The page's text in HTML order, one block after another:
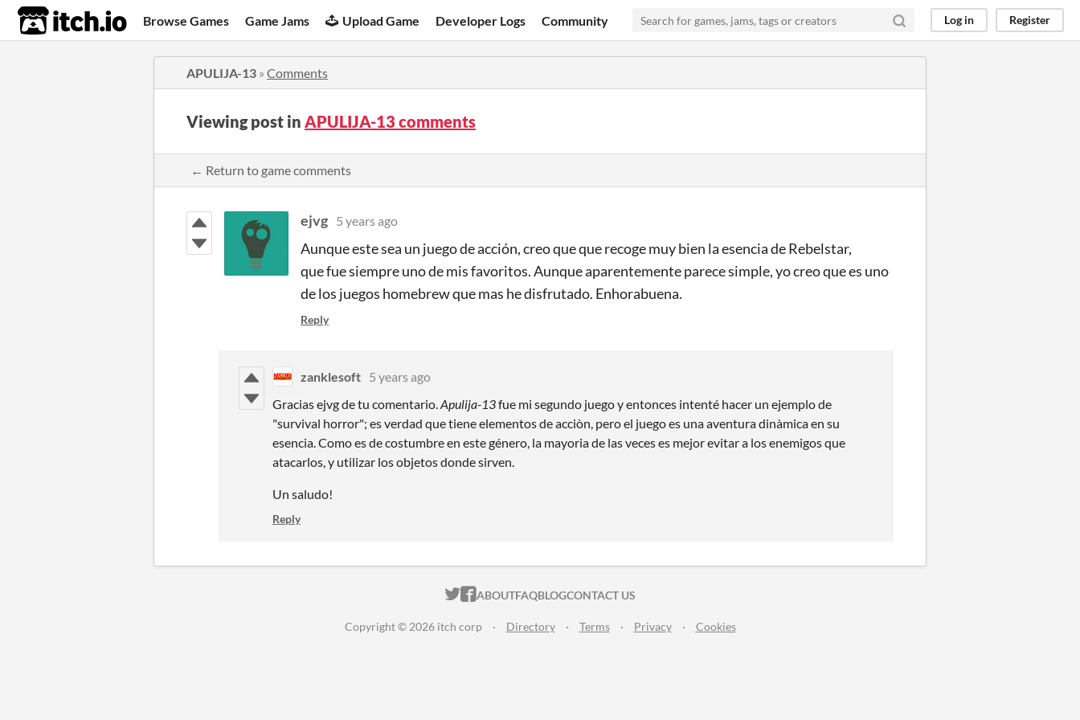
itch.io Browse Games Game Jams Upload Game Developer Logs Community Log in Register
APULIJA-13 » Comments
Viewing post in APULIJA-13 comments
← Return to game comments
ejvg 5 years ago
Aunque este sea un juego de acción, creo que que recoge muy bien la esencia de Rebelstar,
que fue siempre uno de mis favoritos. Aunque aparentemente parece simple, yo creo que es uno
de los juegos homebrew que mas he disfrutado. Enhorabuena.
Reply
zanklesoft 5 years ago
Gracias ejvg de tu comentario.Apulija-13fue mi segundo juego y entonces intenté hacer un ejemplo de
"survival horror"; es verdad que tiene elementos de acciòn, pero el juego es una aventura dinàmica en su
esencia. Como es de costumbre en este género, la mayoria de las veces es mejor evitar a los enemigos que
atacarlos, y utilizar los objetos donde sirven.
Un saludo!
Reply
ITCH.IO ON TWITTER
ITCH.IO ON FACEBOOK
ABOUTFAQBLOGCONTACT US
Copyright © 2026 itch corp · Directory · Terms · Privacy · Cookies